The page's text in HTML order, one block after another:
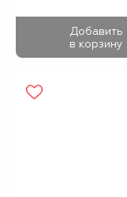
Добавить
в корзину